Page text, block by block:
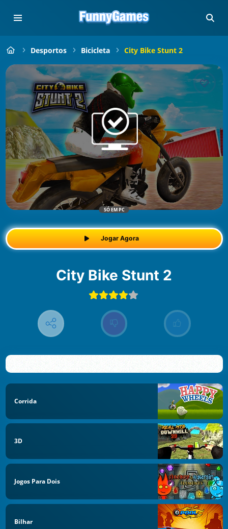
Desportos Bicicleta City Bike Stunt 2
SÓ EM PC
Jogar Agora
City Bike Stunt 2
Corrida
3D
Jogos Para Dois
Bilhar